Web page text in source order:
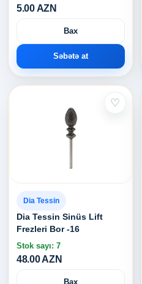
5.00 AZN
Bax
Səbətə at
♡
Dia Tessin
Dia Tessin Sinüs Lift
Frezleri Bor -16
Stok sayı: 7
48.00 AZN
Bax